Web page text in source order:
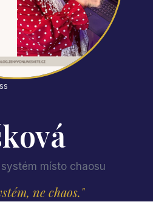
místo chaosu
ne chaos."